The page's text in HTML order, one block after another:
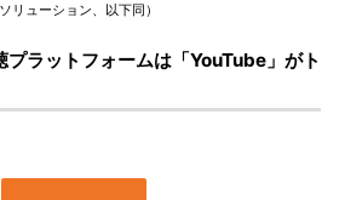
リューション、以下同）
プラットフォームは「YouTube」がト